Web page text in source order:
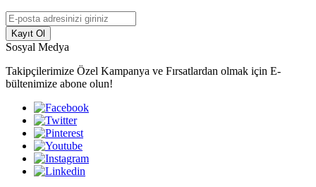
Kayıt Ol
Sosyal Medya
Takipçilerimize Özel Kampanya ve Fırsatlardan olmak için E-
bültenimize abone olun!